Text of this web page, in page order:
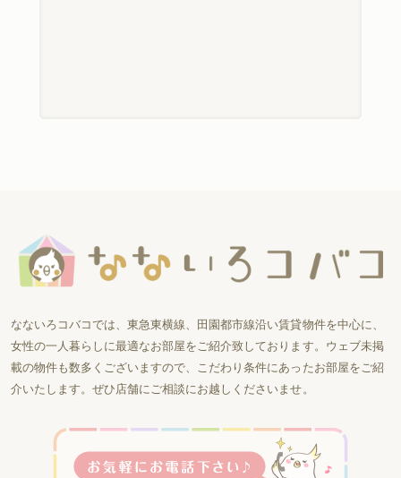
なないろコバコでは、東急東横線、田園都市線沿い賃貸物件を中心に、
女性の一人暮らしに最適なお部屋をご紹介致しております。ウェブ未掲
載の物件も数多くございますので、こだわり条件にあったお部屋をご紹
介いたします。ぜひ店舗にご相談にお越しくださいませ。